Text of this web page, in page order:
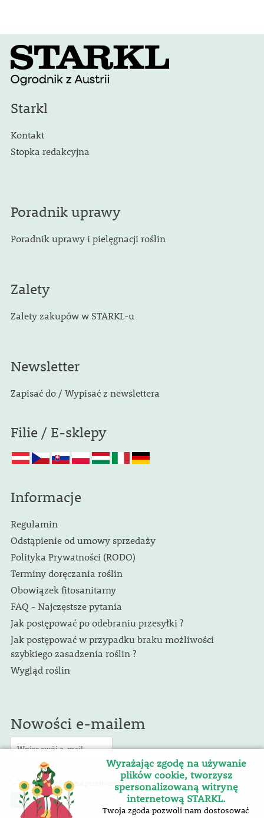
Starkl
Kontakt
Stopka redakcyjna
Poradnik uprawy
Poradnik uprawy i pielęgnacji roślin
Zalety
Zalety zakupów w STARKL-u
Newsletter
Zapisać do / Wypisać z newslettera
Filie / E-sklepy
Informacje
Regulamin
Odstąpienie od umowy sprzedaży
Polityka Prywatności (RODO)
Terminy doręczania roślin
Obowiązek fitosanitarny
FAQ - Najczęstsze pytania
Jak postępować po odebraniu przesyłki ?
Jak postępować w przypadku braku możliwości
szybkiego zasadzenia roślin ?
Wygląd roślin
Nowości e-mailem
Wyrażam zgodę na przetwarzanie danych osobowych (RODO)
Wyrażając zgodę na używanie
plików cookie, tworzysz
spersonalizowaną witrynę
internetową STARKL.
Twoja zgoda pozwoli nam dostosować